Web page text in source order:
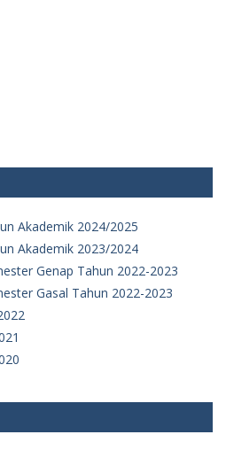
Akademik 2024/2025
Akademik 2023/2024
Genap Tahun 2022-2023
Gasal Tahun 2022-2023